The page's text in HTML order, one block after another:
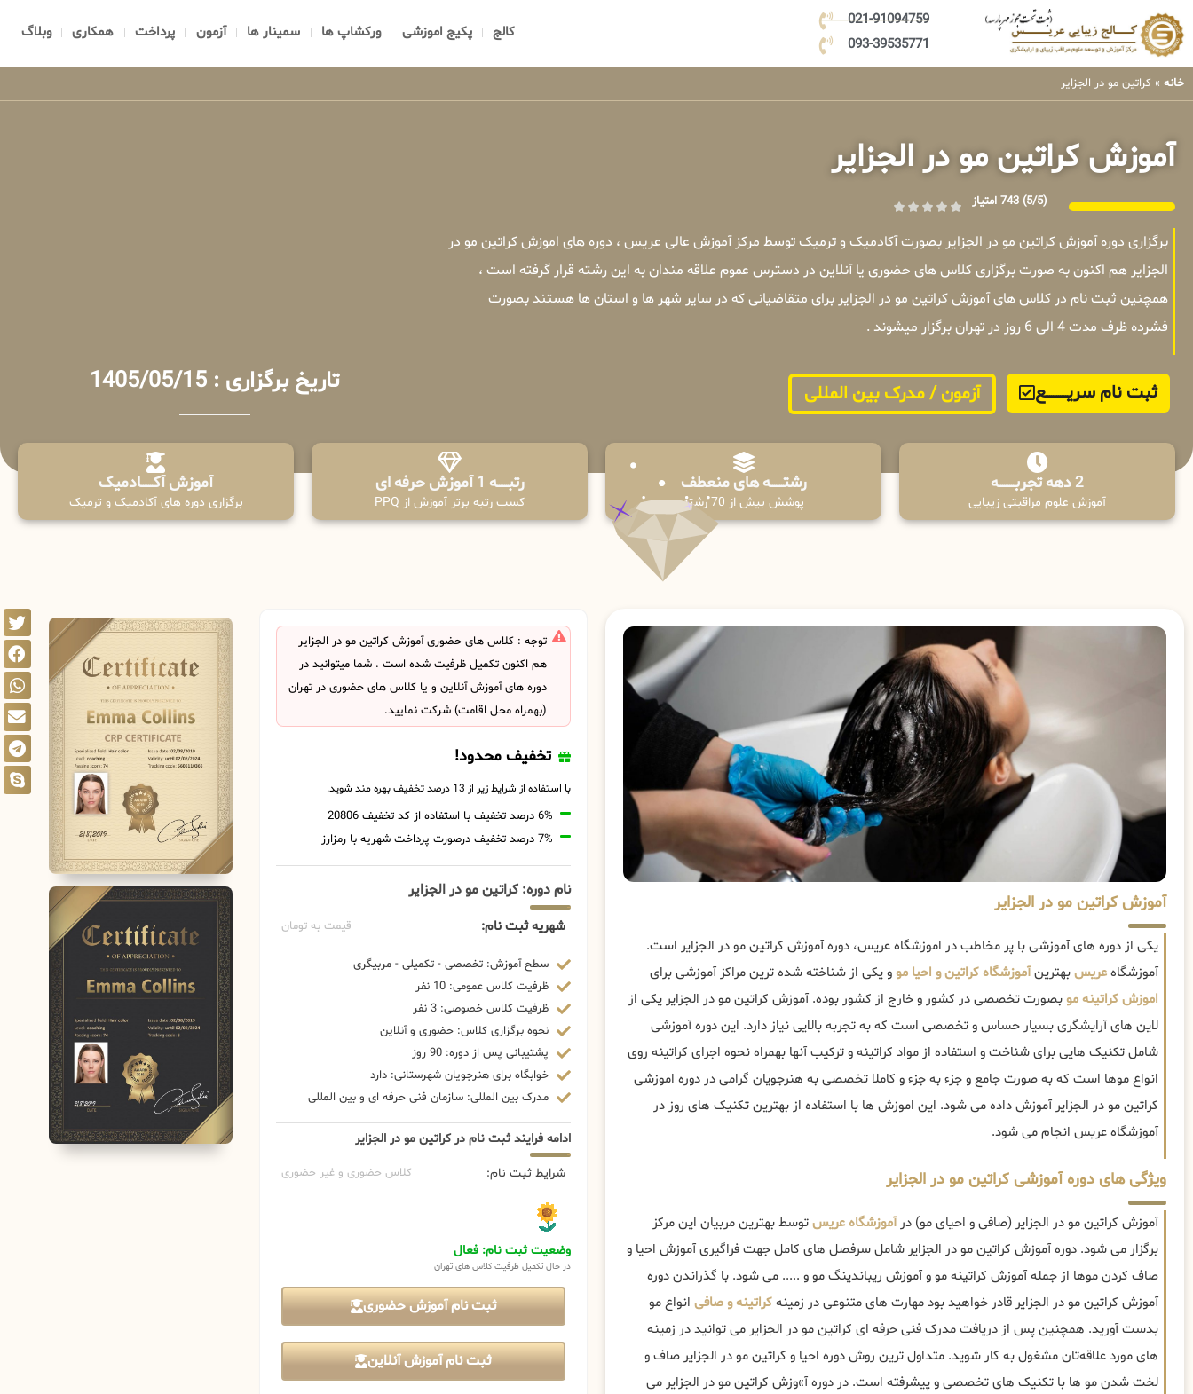
021-91094759
093-39535771
کالج پکیج اموزشی ورکشاپ ها سمینار ها آزمون پرداخت همکاری وبلاگ
خانه » کراتین مو در الجزایر
آموزش کراتین مو در الجزایر
(5/5) 743 امتیاز
برگزاری دوره آموزش کراتین مو در الجزایر بصورت آکادمیک و ترمیک توسط مرکز آموزش عالی عریس ، دوره های اموزش کراتین مو در
الجزایر هم اکنون به صورت برگزاری کلاس های حضوری یا آنلاین در دسترس عموم علاقه مندان به این رشته قرار گرفته است ،
همچنین ثبت نام در کلاس های آموزش کراتین مو در الجزایر برای متقاضیانی که در سایر شهر ها و استان ها هستند بصورت
فشرده ظرف مدت 4 الی 6 روز در تهران برگزار میشوند .
ثبت نام سریــــــــــــع آزمون / مدرک بین المللی تاریخ برگزاری : 1405/05/15
2 دهه تجربـــــــــه
آموزش علوم مراقبتی زیبایی
رشتـــــــه های منعطف
پوشش بیش از 70 رشته
رتبــــــه 1 آموزش حرفه ای
کسب رتبه برتر آموزش از PPQ
آموزش آکـــــــادمیک
برگزاری دوره های آکادمیک و ترمیک
آموزش کراتین مو در الجزایر
یکی از دوره های آموزشی با پر مخاطب در اموزشگاه عریس، دوره آموزش کراتین مو در الجزایر است.
آموزشگاهعریسبهترینآموزشگاه کراتین و احیا موو یکی از شناخته شده ترین مراکز آموزشی برای
اموزش کراتینه موبصورت تخصصی در کشور و خارج از کشور بوده. آموزش کراتین مو در الجزایر یکی از
لاین های آرایشگری بسیار حساس و تخصصی است که به تجربه بالایی نیاز دارد. این دوره آموزشی
شامل تکنیک هایی برای شناخت و استفاده از مواد کراتینه و ترکیب آنها بهمراه نحوه اجرای کراتینه روی
انواع موها است که به صورت جامع و جزء به جزء و کاملا تخصصی به هنرجویان گرامی در دوره اموزشی
کراتین مو در الجزایر آموزش داده می شود. این اموزش ها با استفاده از بهترین تکنیک های روز در
آموزشگاه عریس انجام می شود.
ویژگی های دوره آموزشی کراتین مو در الجزایر
آموزش کراتین مو در الجزایر (صافی و احیای مو) درآموزشگاه عریستوسط بهترین مربیان این مرکز
برگزار می شود. دوره آموزش کراتین مو در الجزایر شامل سرفصل های کامل جهت فراگیری آموزش احیا و
صاف کردن موها از جمله آموزش کراتینه مو و آموزش ریباندینگ مو و ..... می شود. با گذراندن دوره
آموزش کراتین مو در الجزایر قادر خواهید بود مهارت های متنوعی در زمینهکراتینه و صافی انواع مو
بدست آورید. همچنین پس از دریافت مدرک فنی حرفه ای کراتین مو در الجزایر می توانید در زمینه
های مورد علاقه‌تان مشغول به کار شوید. متداول ترین روش دوره احیا و کراتین مو در الجزایر صاف و
لخت شدن مو ها با تکنیک های تخصصی و پیشرفته است. در دوره آ»وزش کراتین مو در الجزایر می
توجه : کلاس های حضوری آموزش کراتین مو در الجزایر
هم اکنون تکمیل ظرفیت شده است . شما میتوانید در
دوره های آموزش آنلاین و یا کلاس های حضوری در تهران
(بهمراه محل اقامت) شرکت نمایید.
تخفیف محدود!
با استفاده از شرایط زیر از 13 درصد تخفیف بهره مند شوید.
6% درصد تخفیف با استفاده از کد تخفیف 20806
7% درصد تخفیف درصورت پرداخت شهریه با رمزارز
نام دوره: کراتین مو در الجزایر
شهریه ثبت نام: قیمت به تومان
سطح آموزش: تخصصی - تکمیلی - مربیگری
ظرفیت کلاس عمومی: 10 نفر
ظرفیت کلاس خصوصی: 3 نفر
نحوه برگزاری کلاس: حضوری و آنلاین
پشتیبانی پس از دوره: 90 روز
خوابگاه برای هنرجویان شهرستانی: دارد
مدرک بین المللی: سازمان فنی حرفه ای و بین المللی
ادامه فرایند ثبت نام در کراتین مو در الجزایر
شرایط ثبت نام: کلاس حضوری و غیر حضوری
وضعیت ثبت نام: فعال
در حال تکمیل ظرفیت کلاس های تهران
ثبت نام آموزش حضوری
ثبت نام آموزش آنلاین